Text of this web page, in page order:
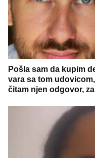
Pošla sam da kupim
vara sa tom
čitam njen odgovor,